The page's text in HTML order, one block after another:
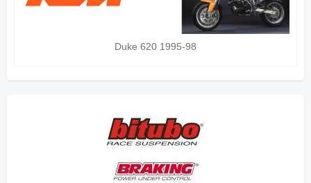
Duke 620 1995-98